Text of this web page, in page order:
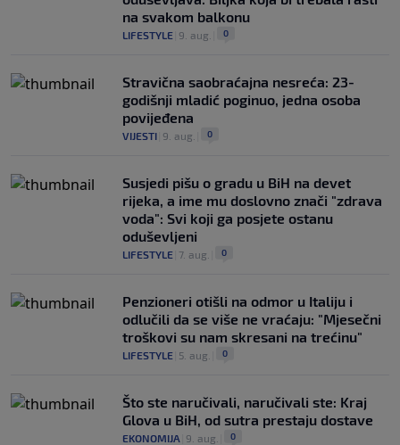
na svakom balkonu
LIFESTYLE 9. aug. 0
Stravična saobraćajna nesreća: 23-
godišnji mladić poginuo, jedna osoba
povijeđena
VIJESTI 9. aug. 0
Susjedi pišu o gradu u BiH na devet
rijeka, a ime mu doslovno znači "zdrava
voda": Svi koji ga posjete ostanu
oduševljeni
LIFESTYLE 7. aug. 0
Penzioneri otišli na odmor u Italiju i
odlučili da se više ne vraćaju: "Mjesečni
troškovi su nam skresani na trećinu"
LIFESTYLE 5. aug. 0
Što ste naručivali, naručivali ste: Kraj
Glova u BiH, od sutra prestaju dostave
EKONOMIJA 9. aug. 0